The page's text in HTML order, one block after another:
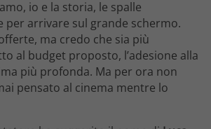
io e la storia, le spalle
per arrivare sul grande schermo.
ma credo che sia più
al budget proposto, l’adesione alla
più profonda. Ma per ora non
pensato al cinema mentre lo